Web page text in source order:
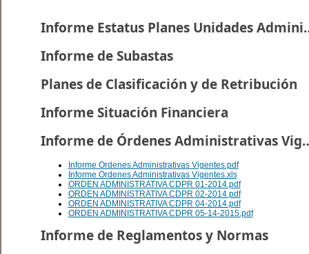
Informe
Informe de Subastas
Planes de Clasificación y de Retribución
Informe Situación Financiera
Informe de
Informe Ordenes Administrativas Vigentes.pdf
Informe Ordenes Administrativas Vigentes.xls
ORDEN ADMINISTRATIVA CDPR 01-2014.pdf
ORDEN ADMINISTRATIVA CDPR 02-2014.pdf
ORDEN ADMINISTRATIVA CDPR 04-2014.pdf
ORDEN ADMINISTRATIVA CDPR 05-14-2015.pdf
Informe de Reglamentos y Normas